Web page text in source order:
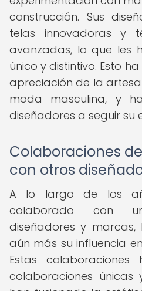
construcción. Sus
telas innovadoras y
avanzadas, lo que les
único y distintivo. Esto
apreciación de la
moda masculina, y
diseñadores a seguir su
Colaboraciones
con otros
A lo largo de los
colaborado con
diseñadores y
aún más su influencia
Estas
colaboraciones únicas